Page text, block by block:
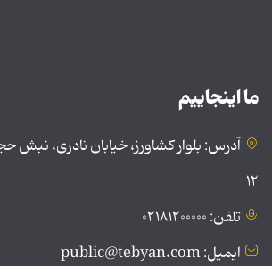
ما اینجاییم
آدرس: بلوار کشاورز، خیابان نادری،
۱۲
تلفن: ۰۲۱۸۱۲۰۰۰۰۰
ایمیل: public@tebyan.com